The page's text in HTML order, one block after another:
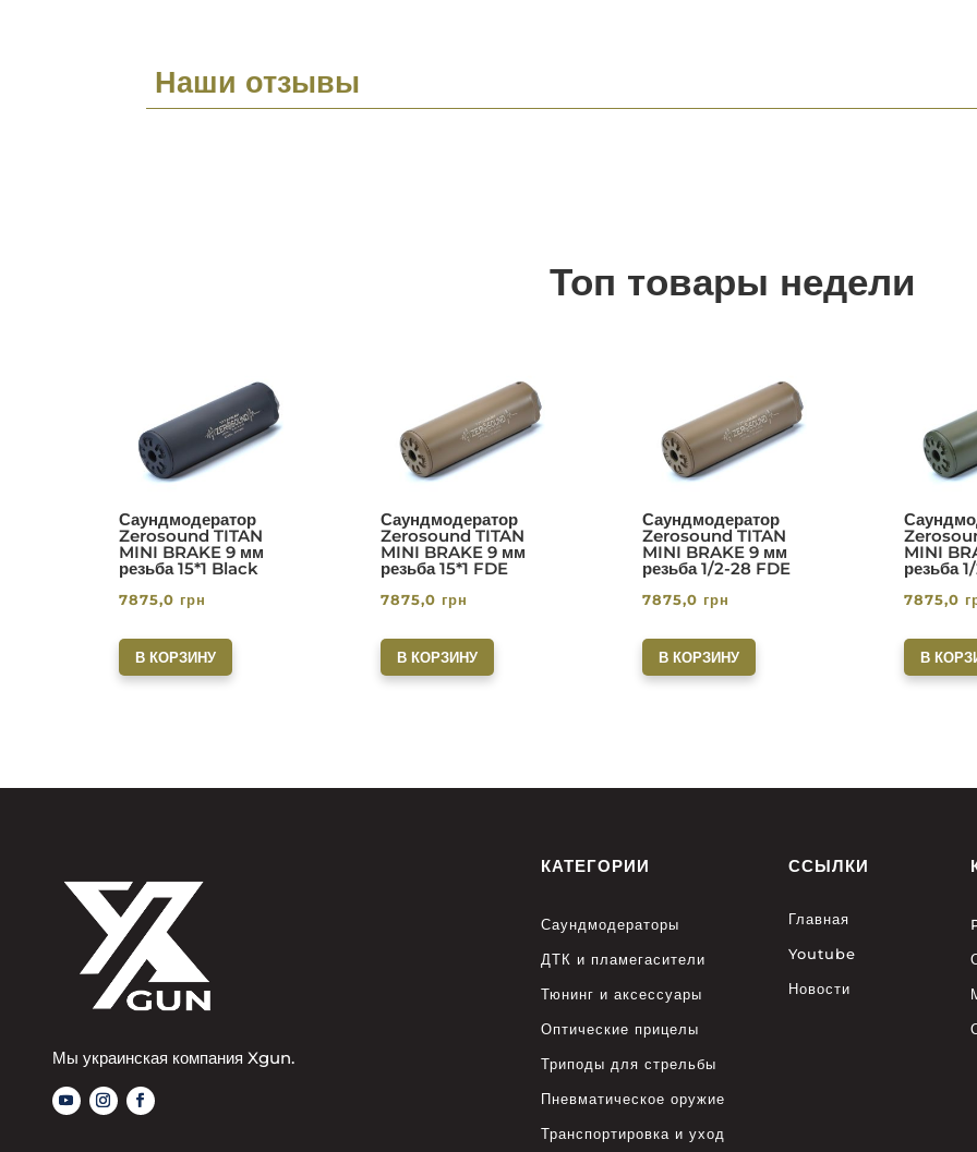
Наши отзывы
Топ товары недели
Саундмодератор
Zerosound TITAN
MINI BRAKE 9 мм
резьба 15*1 Black
7875,0 грн
В КОРЗИНУ
Саундмодератор
Zerosound TITAN
MINI BRAKE 9 мм
резьба 15*1 FDE
7875,0 грн
В КОРЗИНУ
Саундмодератор
Zerosound TITAN
MINI BRAKE 9 мм
резьба 1/2-28 FDE
7875,0 грн
В КОРЗИНУ
MINI
резьба
7875,0
В
Мы украинская компания Xgun.
КАТЕГОРИИ
Саундмодераторы
ДТК и пламегасители
Тюнинг и аксессуары
Оптические прицелы
Триподы для стрельбы
Пневматическое оружие
Транспортировка и уход
ССЫЛКИ
Главная
Youtube
Новости